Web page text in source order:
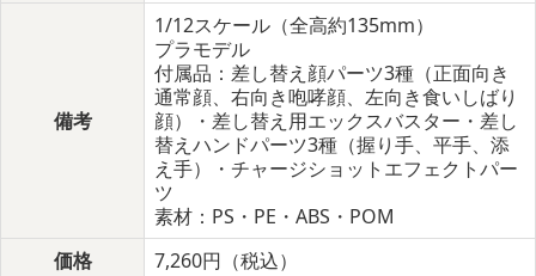
備考
1/12スケール（全高約135mm）
プラモデル
付属品：差し替え顔パーツ3種（正面向き
通常顔、右向き咆哮顔、左向き食いしばり
顔）・差し替え用エックスバスター・差し
替えハンドパーツ3種（握り手、平手、添
え手）・チャージショットエフェクトパー
ツ
素材：PS・PE・ABS・POM
価格
7,260円（税込）